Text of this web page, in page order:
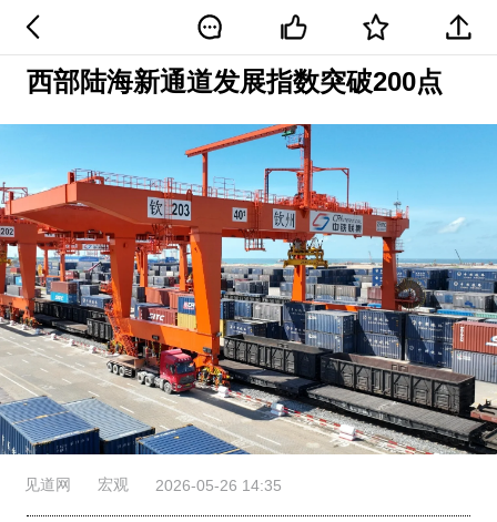
西部陆海新通道发展指数突破200点
见道网 宏观 2026-05-26 14:35